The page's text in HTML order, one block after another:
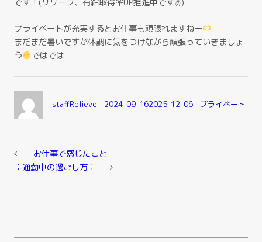
プライベートが充実するとお仕事も頑張れますねー
まだまだ暑いですが体調に気をつけながら頑張っていきましょ
う
ではでは
staffRelieve
on
2024-09-162025-12-06 プライベート
お仕事で感じたこと
︰通勤中の過ごし方︰